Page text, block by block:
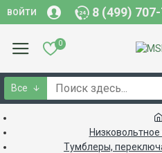
ВОЙТИ 8 (499)
0
Все
Тумблеры,